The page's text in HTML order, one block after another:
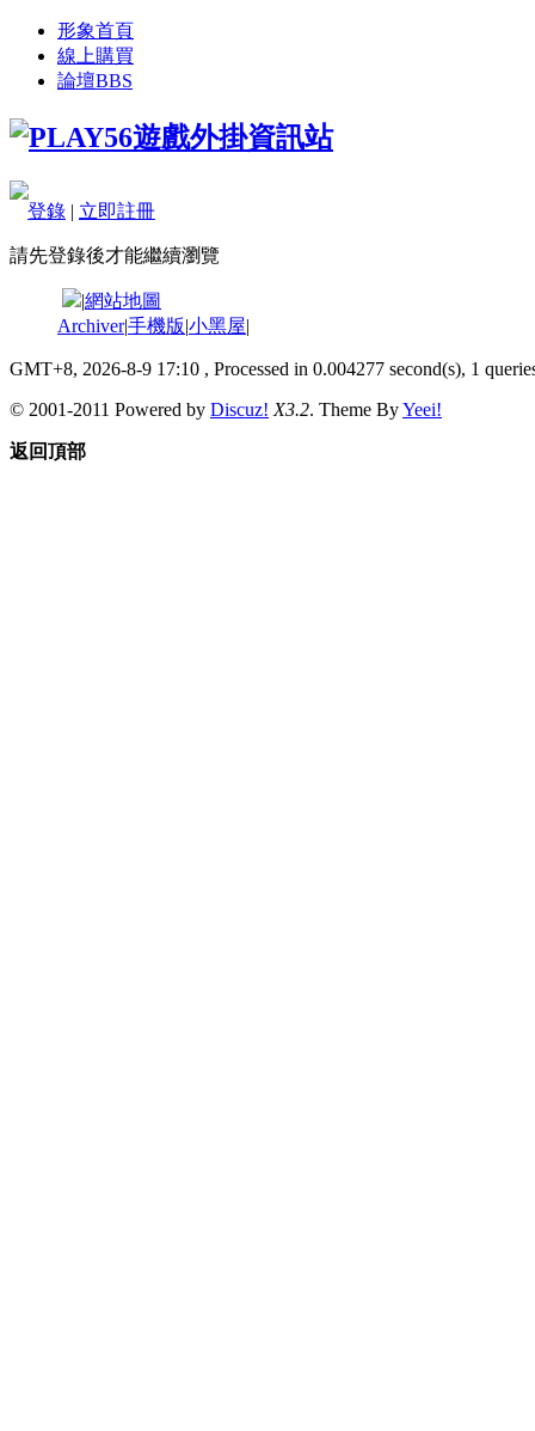
形象首頁
線上購買
論壇BBS
登錄 | 立即註冊
請先登錄後才能繼續瀏覽
|網站地圖
Archiver|手機版|小黑屋|
GMT+8, 2026-8-9 17:10 , Processed in 0.004277 second(s), 1
© 2001-2011 Powered by Discuz! X3.2. Theme ByYeei!
返回頂部